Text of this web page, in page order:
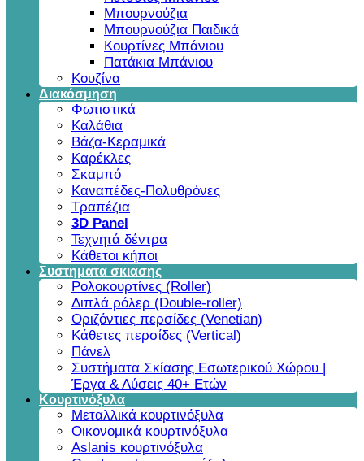
Μπουρνούζια
Μπουρνούζια Παιδικά
Κουρτίνες Μπάνιου
Πατάκια Μπάνιου
Κουζίνα
Διακόσμηση
Φωτιστικά
Καλάθια
Βάζα-Κεραμικά
Καρέκλες
Σκαμπό
Καναπέδες-Πολυθρόνες
Τραπέζια
3D Panel
Τεχνητά δέντρα
Κάθετοι κήποι
Συστηματα σκιασης
Ρολοκουρτίνες (Roller)
Διπλά ρόλερ (Double-roller)
Οριζόντιες περσίδες (Venetian)
Κάθετες περσίδες (Vertical)
Πάνελ
Συστήματα Σκίασης Εσωτερικού Χώρου |
Έργα & Λύσεις 40+ Ετών
Κουρτινόξυλα
Μεταλλικά κουρτινόξυλα
Οικονομικά κουρτινόξυλα
Aslanis κουρτινόξυλα